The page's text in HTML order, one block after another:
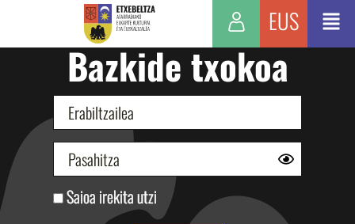
EUS
Bazkide txokoa
Saioa irekita utzi